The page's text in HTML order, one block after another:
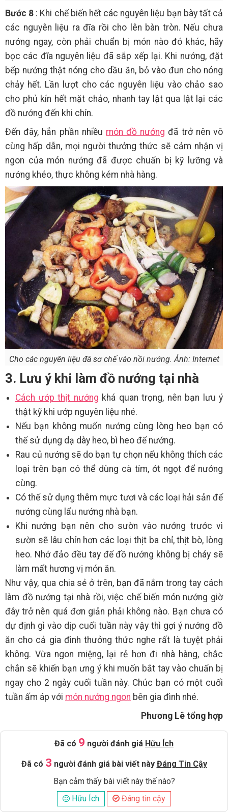
Bước 8 : Khi chế biến hết các nguyên liệu bạn bày tất cả
các nguyên liệu ra đĩa rồi cho lên bàn tròn. Nếu chưa
nướng ngay, còn phải chuẩn bị món nào đó khác, hãy
bọc các đĩa nguyên liệu đã sắp xếp lại. Khi nướng, đặt
bếp nướng thật nóng cho dầu ăn, bỏ vào đun cho nóng
chảy hết. Lần lượt cho các nguyên liệu vào chảo sao
cho phủ kín hết mặt chảo, nhanh tay lật qua lật lại các
đồ nướng đến khi chín.
Đến đây, hẳn phần nhiều món đồ nướng đã trở nên vô
cùng hấp dẫn, mọi người thưởng thức sẽ cảm nhận vị
ngon của món nướng đã được chuẩn bị kỹ lưỡng và
nướng khéo, thực không kém nhà hàng.
Cho các nguyên liệu đã sơ chế vào nồi nướng. Ảnh: Internet
3. Lưu ý khi làm đồ nướng tại nhà
Cách ướp thịt nướng khá quan trọng, nên bạn lưu ý
thật kỹ khi ướp nguyên liệu nhé.
Nếu bạn không muốn nướng cùng lòng heo bạn có
thể sử dụng dạ dày heo, bì heo để nướng.
Rau củ nướng sẽ do bạn tự chọn nếu không thích các
loại trên bạn có thể dùng cà tím, ớt ngọt để nướng
cùng.
Có thể sử dụng thêm mực tươi và các loại hải sản để
nướng cùng lẩu nướng nhà bạn.
Khi nướng bạn nên cho sườn vào nướng trước vì
sườn sẽ lâu chín hơn các loại thịt ba chỉ, thịt bò, lòng
heo. Nhớ đảo đều tay để đồ nướng không bị cháy sẽ
làm mất hương vị món ăn.
Như vậy, qua chia sẻ ở trên, bạn đã nắm trong tay cách
làm đồ nướng tại nhà rồi, việc chế biến món nướng giờ
đây trở nên quá đơn giản phải không nào. Bạn chưa có
dự định gì vào dịp cuối tuần này vậy thì gợi ý nướng đồ
ăn cho cả gia đình thưởng thức nghe rất là tuyệt phải
không. Vừa ngon miệng, lại rẻ hơn đi nhà hàng, chắc
chắn sẽ khiến bạn ưng ý khi muốn bắt tay vào chuẩn bị
ngay cho 2 ngày cuối tuần này. Chúc bạn có một cuối
tuần ấm áp với món nướng ngon bên gia đình nhé.
Phương Lê tổng hợp
Đã có 9 người đánh giá Hữu Ích
Đã có 3 người đánh giá bài viết này Đáng Tin Cậy
Bạn cảm thấy bài viết này thế nào?
Hữu Ích
Đáng tin cậy